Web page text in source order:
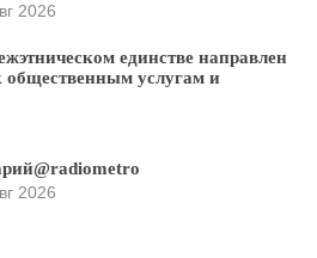
2026
единстве направлен
общественным услугам и
2026